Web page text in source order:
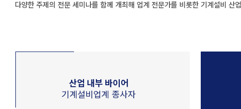
다양한 주제의 전문 세미나를 함께 개최해 업계 전문가를 비롯한 기계설비
산업 내부 바이어
기계설비업계 종사자